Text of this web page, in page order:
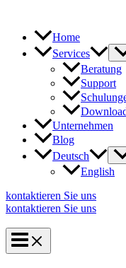
springen
Home
Services
Beratung
Support
Unternehmen
Blog
Deutsch
English
kontaktieren Sie uns
kontaktieren Sie uns